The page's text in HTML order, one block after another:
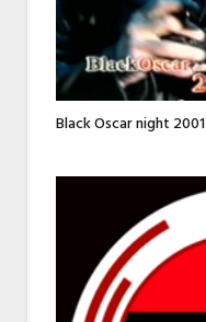
Black Oscar night 2001